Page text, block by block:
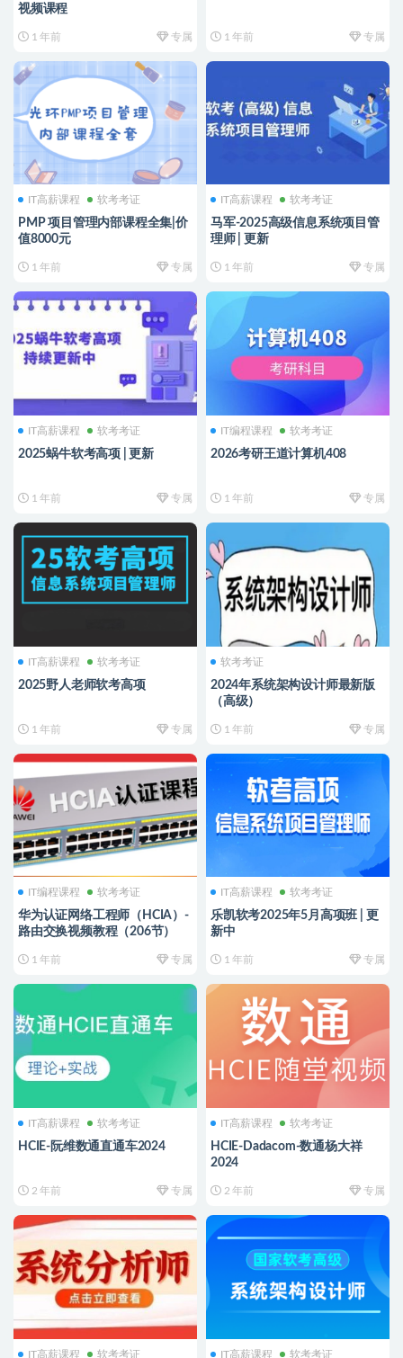
视频课程
1 年前 专属 1 年前 专属
IT高薪课程 软考考证
PMP 项目管理内部课程全集|价
值8000元
1 年前 专属
IT高薪课程 软考考证
马军-2025高级信息系统项目管
理师 | 更新
1 年前 专属
IT高薪课程 软考考证
2025蜗牛软考高项 | 更新
1 年前 专属
IT编程课程 软考考证
2026考研王道计算机408
1 年前 专属
IT高薪课程 软考考证
2025野人老师软考高项
1 年前 专属
软考考证
2024年系统架构设计师最新版
（高级）
1 年前 专属
IT编程课程 软考考证
华为认证网络工程师（HCIA）-
路由交换视频教程（206节）
1 年前 专属
IT高薪课程 软考考证
乐凯软考2025年5月高项班 | 更
新中
1 年前 专属
IT高薪课程 软考考证
HCIE-阮维数通直通车2024
2 年前 专属
IT高薪课程 软考考证
HCIE-Dadacom-数通杨大祥
2024
2 年前 专属
IT高薪课程 软考考证 IT高薪课程 软考考证